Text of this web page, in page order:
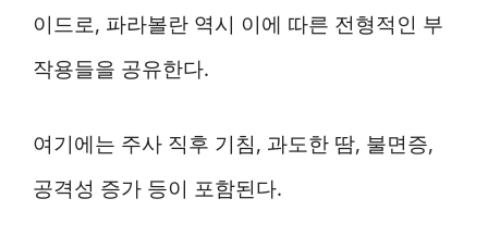
이드로, 파라볼란 역시 이에 따른 전형적인 부
작용들을 공유한다.
여기에는 주사 직후 기침, 과도한 땀, 불면증,
공격성 증가 등이 포함된다.